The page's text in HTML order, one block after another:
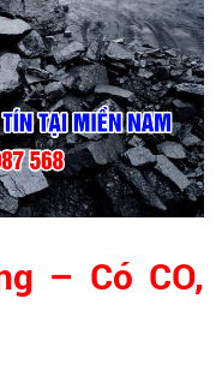
– Có CO,